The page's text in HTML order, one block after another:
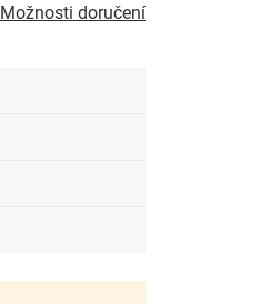
Možnosti doručení